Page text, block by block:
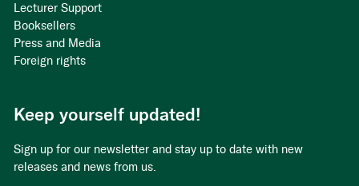
Lecturer Support
Booksellers
Press and Media
Foreign rights
Keep yourself updated!
Sign up for our newsletter and stay up to date with new
releases and news from us.